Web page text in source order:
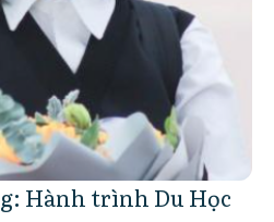
Hành trình Du Học